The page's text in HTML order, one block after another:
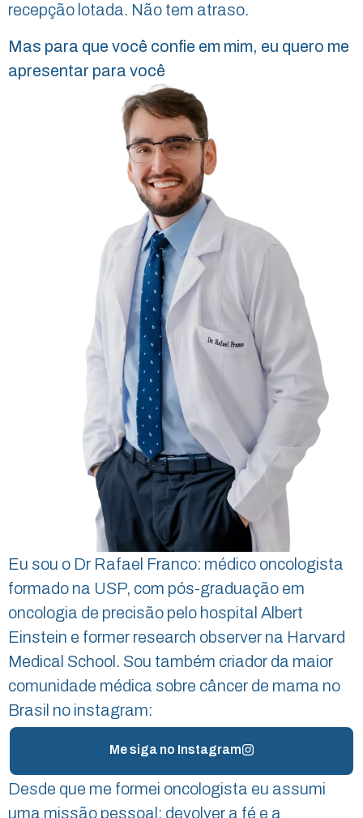
recepção lotada. Não tem atraso.
Mas para que você confie em mim, eu quero me
apresentar para você
Eu sou o Dr Rafael Franco: médico oncologista
formado na USP, com pós-graduação em
oncologia de precisão pelo hospital Albert
Einstein e former research observer na Harvard
Medical School. Sou também criador da maior
comunidade médica sobre câncer de mama no
Brasil no instagram:
Me siga no Instagram
Desde que me formei oncologista eu assumi
uma missão pessoal: devolver a fé e a